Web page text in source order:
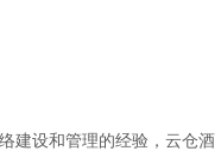
建设和管理的经验，云仓酒